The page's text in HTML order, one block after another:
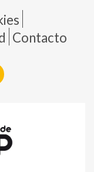
página
Contacto